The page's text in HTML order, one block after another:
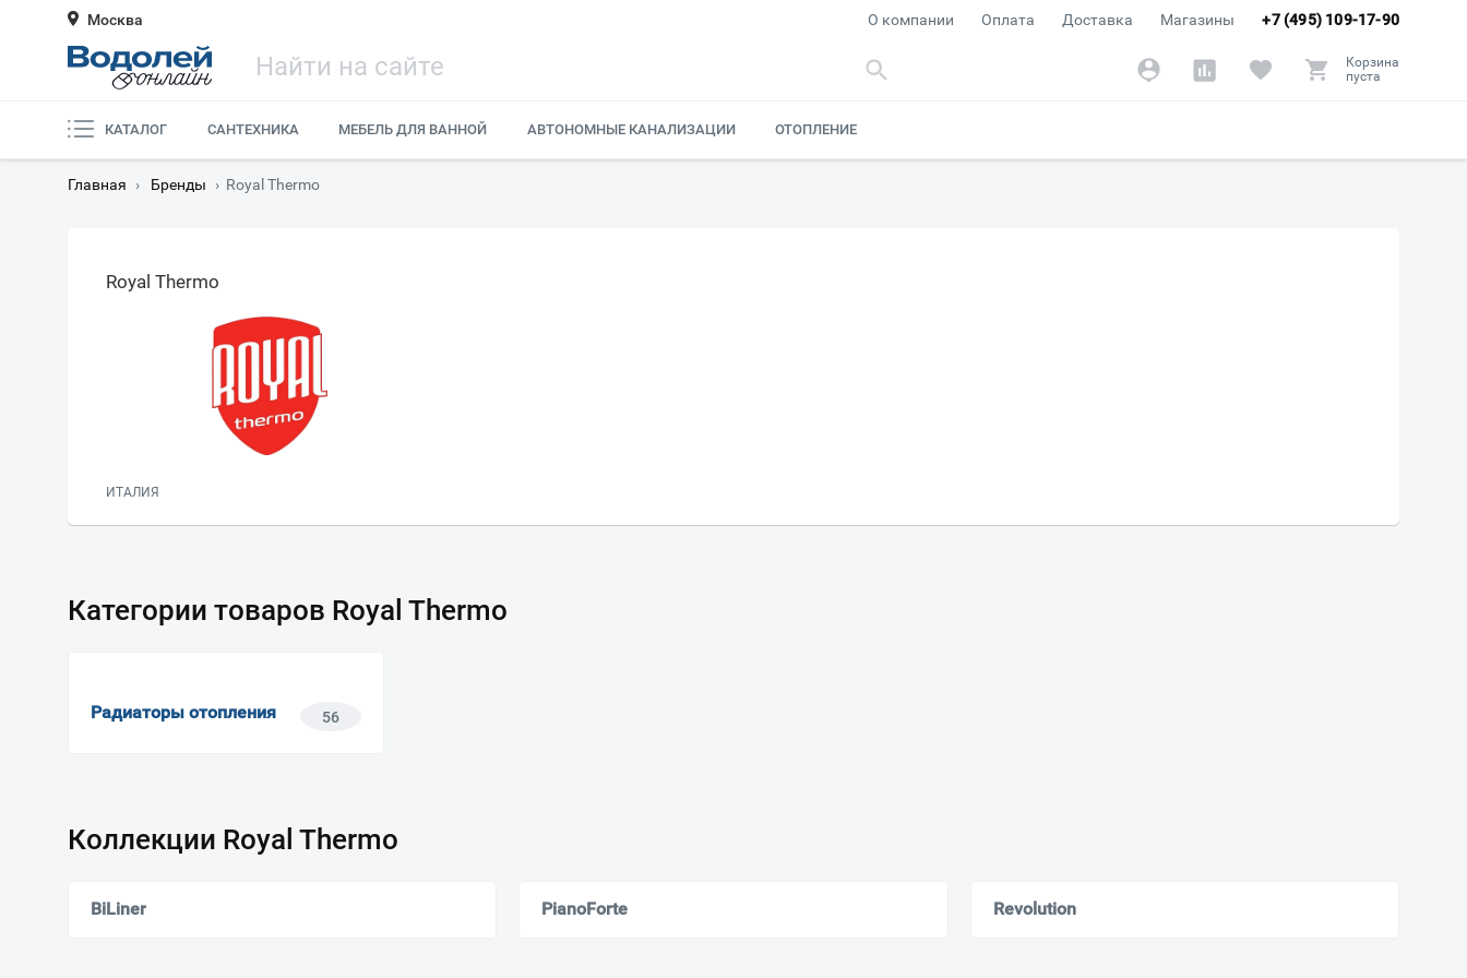
Москва +7 (495) 109-17-90
О компании Оплата Доставка Магазины
Корзина
пуста
КАТАЛОГ САНТЕХНИКА МЕБЕЛЬ ДЛЯ ВАННОЙ АВТОНОМНЫЕ КАНАЛИЗАЦИИ ОТОПЛЕНИЕ
Главная › Бренды › Royal Thermo
Royal Thermo
ИТАЛИЯ
Категории товаров Royal Thermo
Радиаторы отопления 56
Коллекции Royal Thermo
BiLiner PianoForte Revolution